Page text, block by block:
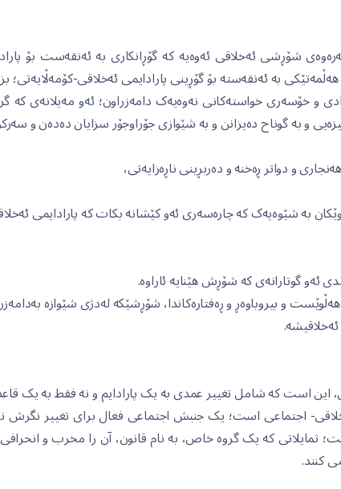
شۆڕشی ئەخلاقی ئەوەیە کە گۆڕانکاری بە ئەنقەست بۆ
بە ئەنقەستە بۆ گۆڕینی پارادایمی ئەخلاقی-کۆمەڵایەتی؛
و خۆسەری خواستەکانی نەوەیەک دامەزراون؛ ئەو مەیلانەی کە
و بە گوناح دەیزانن و بە شێوازی جۆراوجۆر سزایان دەدەن و
و دواتر ڕەخنە و دەربڕینی ناڕەزایەتی،
بە شێوەیەک کە چارەسەری ئەو کێشانە بکات کە پارادایمی
ئەو گوتارانەی کە شۆڕش هێنایە ئاراوە.
و بیروباوەڕ و ڕەفتارەکاندا، شۆڕشێکە لەدژی شێوازە
این است کە شامل تغییر عمدی بە یک پارادایم و نە فقط بە
اخلاقی- اجتماعی است؛ یک جنبش اجتماعی فعال برای تغییر
کە یک گروە خاص، بە نام قانون، آن را مخرب و
کنند.